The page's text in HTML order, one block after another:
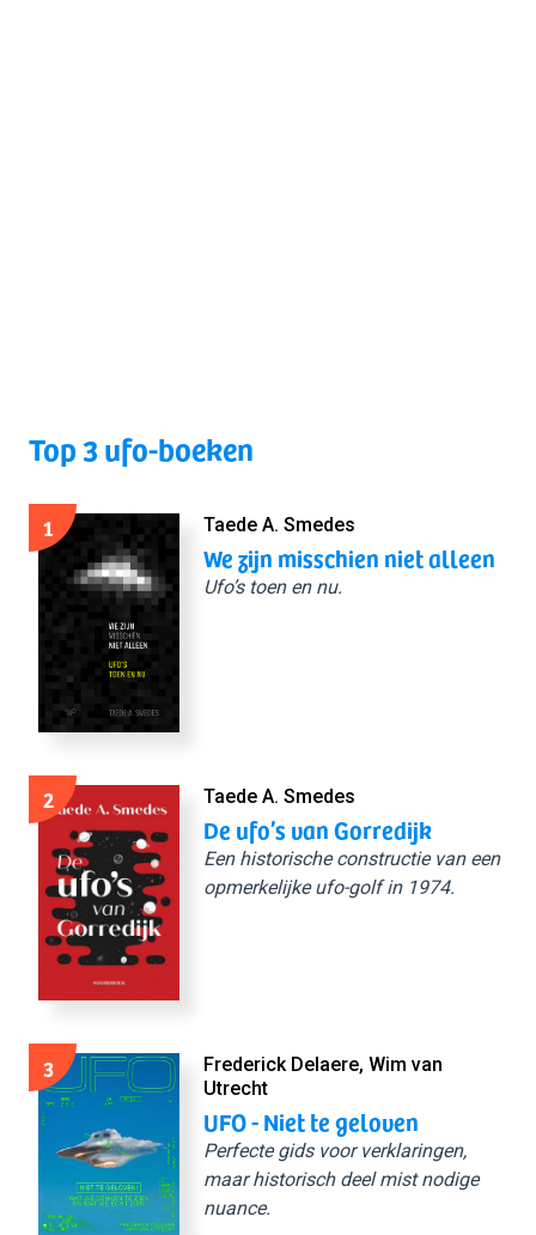
Top 3 ufo-boeken
1 Taede A. Smedes
We zijn misschien niet alleen
Ufo’s toen en nu.
2 Taede A. Smedes
De ufo’s van Gorredijk
Een historische constructie van een
opmerkelijke ufo-golf in 1974.
3
Frederick Delaere, Wim van
Utrecht
UFO - Niet te geloven
Perfecte gids voor verklaringen,
maar historisch deel mist nodige
nuance.